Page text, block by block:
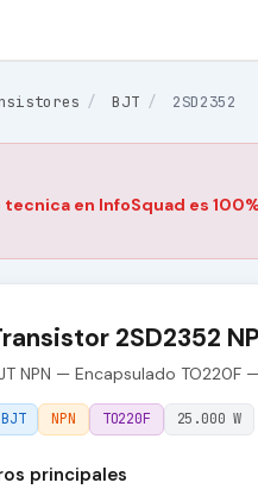
/ BJT / 2SD2352
tecnica en InfoSquad es
2SD2352
NPN — Encapsulado TO220F
BJT NPN TO220F 25.000 W
principales